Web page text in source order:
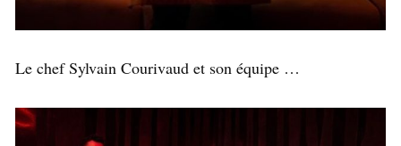
Le chef Sylvain Courivaud et son équipe …